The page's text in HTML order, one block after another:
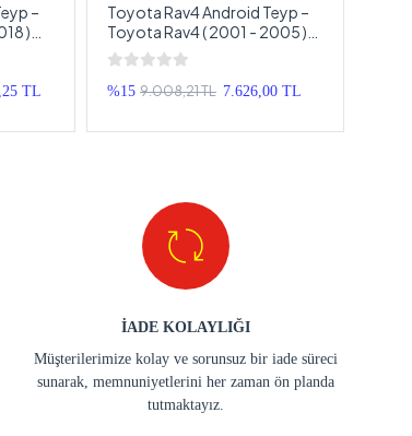
–
)
–
TL
Toyota Rav4 Android Teyp –
Toyota Rav4 ( 2001 - 2005 )
Oem Android Multimedya –
Toyota Rav4 Android Double
Teyp
%15 9.008,21 TL 7.626,00 TL
İADE KOLAYLIĞI
Müşterilerimize kolay ve sorunsuz bir iade süreci
sunarak, memnuniyetlerini her zaman ön planda
tutmaktayız.